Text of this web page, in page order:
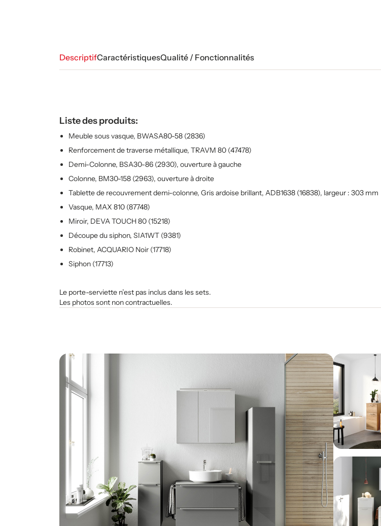
DescriptifCaractéristiquesQualité / Fonctionnalités
Liste des produits:
Meuble sous vasque, BWASA80-58 (2836)
Renforcement de traverse métallique, TRAVM 80 (47478)
Demi-Colonne, BSA30-86 (2930), ouverture à gauche
Colonne, BM30-158 (2963), ouverture à droite
Tablette de recouvrement demi-colonne, Gris ardoise brillant, ADB1638 (16838), largeur : 303 mm
Vasque, MAX 810 (87748)
Miroir, DEVA TOUCH 80 (15218)
Découpe du siphon, SIA1WT (9381)
Robinet, ACQUARIO Noir (17718)
Siphon (17713)
Le porte-serviette n’est pas inclus dans les sets.
Les photos sont non contractuelles.